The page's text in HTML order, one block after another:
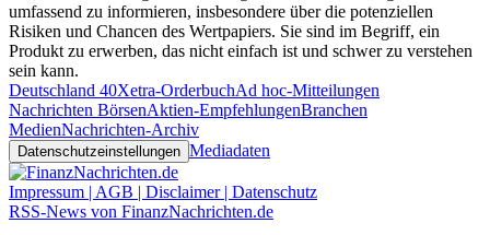
umfassend zu informieren, insbesondere über die potenziellen
Risiken und Chancen des Wertpapiers. Sie sind im Begriff, ein
Produkt zu erwerben, das nicht einfach ist und schwer zu verstehen
sein kann.
Deutschland 40Xetra-OrderbuchAd hoc-Mitteilungen
Nachrichten BörsenAktien-EmpfehlungenBranchen
MedienNachrichten-Archiv
Datenschutzeinstellungen Mediadaten
Impressum | AGB | Disclaimer | Datenschutz
RSS-News von FinanzNachrichten.de